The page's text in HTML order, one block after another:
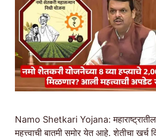
Namo Shetkari Yojana: महाराष्ट्रातील
महत्त्वाची बातमी समोर येत आहे. शेतीचा खर्च